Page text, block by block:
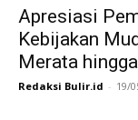
Apresiasi
Kebijakan
Merata
Redaksi Bulir.id - 19/